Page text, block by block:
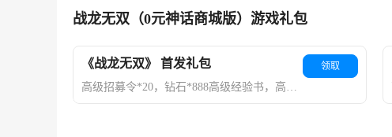
战龙无双（0元神话商城版）游戏礼包
《战龙无双》 首发礼包
高级招募令*20，钻石*888高级经验书，高级经验书*500
领取